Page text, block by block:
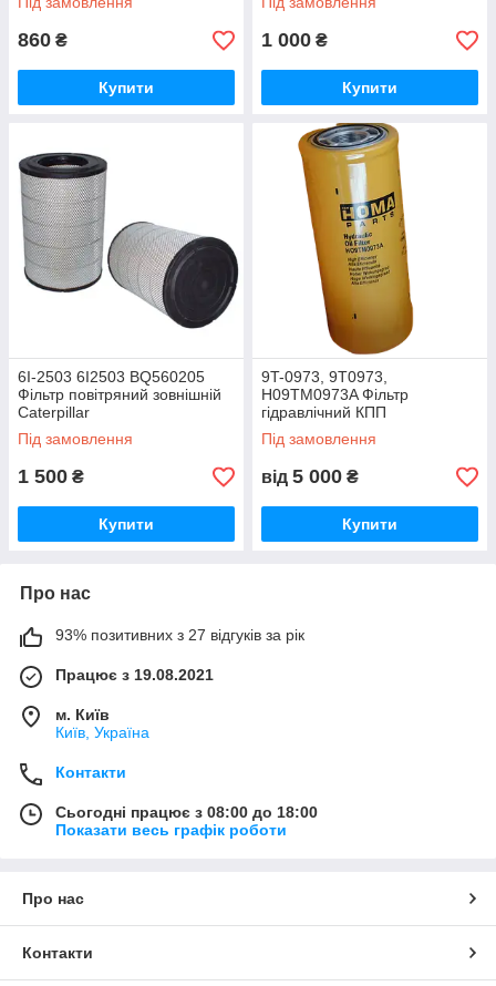
860 ₴
Купити
1 000 ₴
Купити
6I-2503 6I2503 BQ560205
Фільтр повітряний зовнішній
Caterpillar
Під замовлення
1 500 ₴
Купити
9T-0973, 9T0973,
H09TM0973A Фільтр
гідравлічний КПП
накручуючий CATERPILLAR
(КОД: 9T0973)
Під замовлення
від 5 000 ₴
Купити
Про нас
93% позитивних з 27 відгуків за рік
Працює з 19.08.2021
м. Київ
Київ, Україна
Контакти
Сьогодні працює з 08:00 до 18:00
Показати весь графік роботи
Про нас
Контакти